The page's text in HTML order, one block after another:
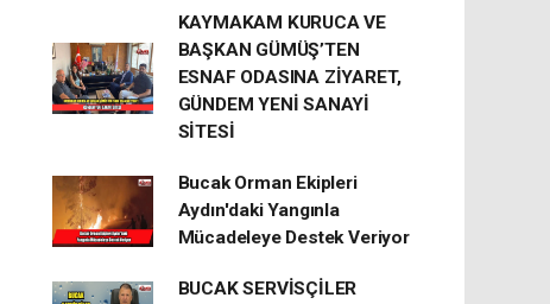
KAYMAKAM KURUCA VE
BAŞKAN GÜMÜŞ’TEN
ESNAF ODASINA ZİYARET,
GÜNDEM YENİ SANAYİ
SİTESİ
Bucak Orman Ekipleri
Aydın'daki Yangınla
Mücadeleye Destek Veriyor
BUCAK SERVİSÇİLER